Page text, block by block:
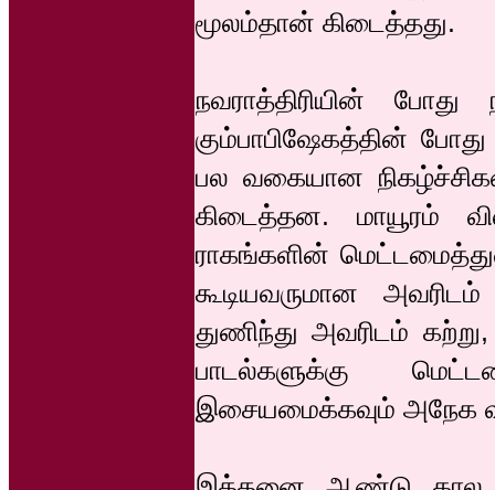
மூலம்தான் கிடைத்தது.
நவராத்திரியின்
கும்பாபிஷேகத்தின்
பல வகையான
கிடைத்தன. மாயூரம்
ராகங்களின்
கூடியவருமான
துணிந்து அவரிடம்
பாடல்களுக்கு
இசையமைக்கவும் அநேக